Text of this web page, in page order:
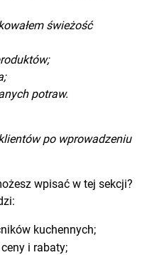
świeżość
potraw.
po wprowadzeniu
wpisać w tej sekcji?
kuchennych;
i rabaty;